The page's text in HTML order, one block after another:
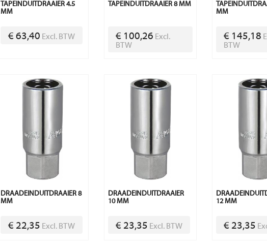
TAPEINDUITDRAAIER 4.5
MM
€ 63,40 Excl. BTW
TAPEINDUITDRAAIER 8 MM
€ 100,26 Excl.
BTW
MM
€ 145,18
BTW
DRAADEINDUITDRAAIER 8
MM
€ 22,35 Excl. BTW
DRAADEINDUITDRAAIER
10 MM
€ 23,35 Excl. BTW
12 MM
€ 23,35